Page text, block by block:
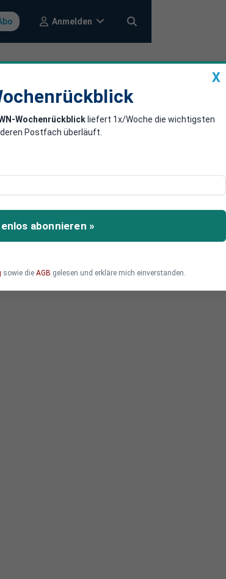
Anmelden
Kenia soll für
— und
X
Wochenrückblick liefert 1x/Woche die wichtigsten
Postfach überläuft.
abonnieren »
sowie die AGB gelesen und erkläre mich einverstanden.